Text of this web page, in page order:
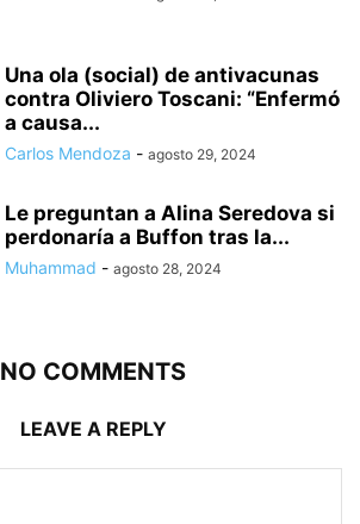
Una ola (social) de antivacunas
contra Oliviero Toscani: “Enfermó
a causa...
Carlos Mendoza - agosto 29, 2024
Le preguntan a Alina Seredova si
perdonaría a Buffon tras la...
Muhammad - agosto 28, 2024
NO COMMENTS
LEAVE A REPLY